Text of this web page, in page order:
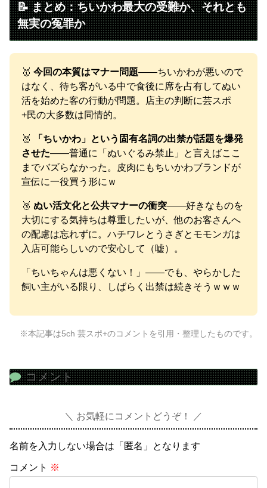
📝 まとめ：ちいかわ最大の受難か、それとも
無実の冤罪か
🥇 今回の本質はマナー問題——ちいかわが悪いので
はなく、待ち客がいる中で食後に席を占有してぬい
活を始めた客の行動が問題。店主の判断に芸スポ
+民の大多数は同情的。
🥈
「ちいかわ」という固有名詞の出禁が話題を爆発
させた——普通に「ぬいぐるみ禁止」と言えばここ
までバズらなかった。皮肉にもちいかわブランドが
宣伝に一役買う形にｗ
🥉 ぬい活文化と公共マナーの衝突——好きなものを
大切にする気持ちは尊重したいが、他のお客さんへ
の配慮は忘れずに。ハチワレとうさぎとモモンガは
入店可能らしいので安心して（嘘）。
「ちいちゃんは悪くない！」——でも、やらかした
飼い主がいる限り、しばらく出禁は続きそうｗｗｗ
※本記事は5ch 芸スポ+のコメントを引用・整理したものです。
コメント
お気軽にコメントどうぞ！
名前を入力しない場合は「匿名」となります
コメント ※